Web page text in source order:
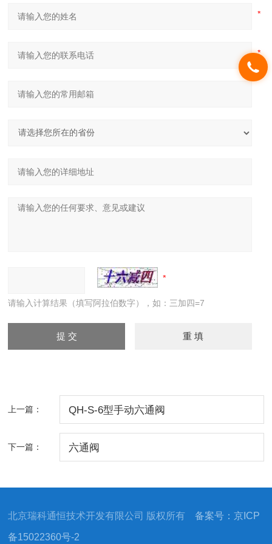
请输入计算结果（填写阿拉伯数字），如：三加四=7
上一篇： QH-S-6型手动六通阀
下一篇： 六通阀
北京瑞科通恒技术开发有限公司 版权所有备案号：京ICP
备15022360号-2